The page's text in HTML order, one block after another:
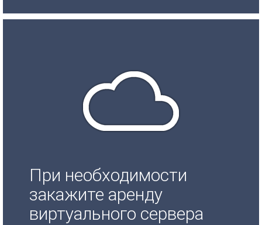
При необходимости
закажите аренду
виртуального сервера